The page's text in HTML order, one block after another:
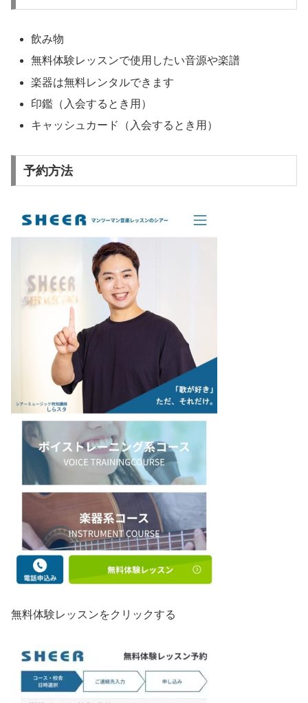
飲み物
無料体験レッスンで使用したい音源や楽譜
楽器は無料レンタルできます
印鑑（入会するとき用）
キャッシュカード（入会するとき用）
予約方法
無料体験レッスンをクリックする